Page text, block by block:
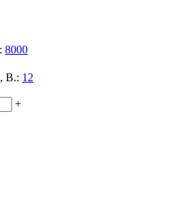
8000
В.: 12
+